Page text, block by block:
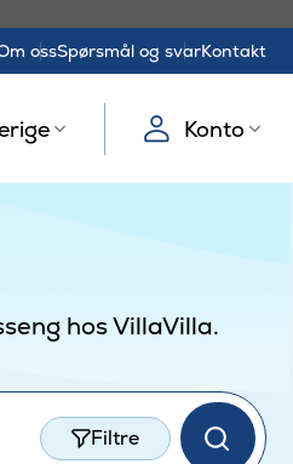
ossSpørsmål og svarKontakt
Konto
hos VillaVilla.
Filtre